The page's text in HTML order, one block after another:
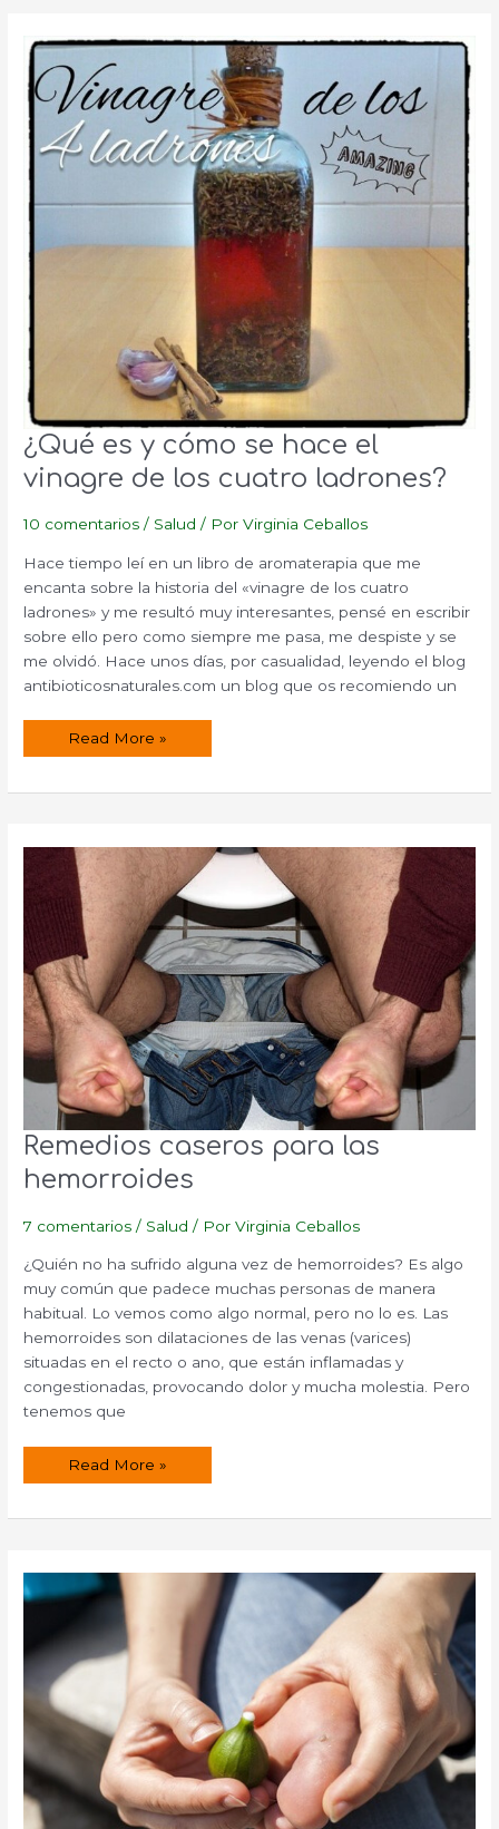
¿Qué es y cómo se hace el
vinagre de los cuatro ladrones?
10 comentarios / Salud / PorVirginia Ceballos
Hace tiempo leí en un libro de aromaterapia que me
encanta sobre la historia del «vinagre de los cuatro
ladrones» y me resultó muy interesantes, pensé en escribir
sobre ello pero como siempre me pasa, me despiste y se
me olvidó. Hace unos días, por casualidad, leyendo el blog
antibioticosnaturales.com un blog que os recomiendo un
¿Qué
se
de
los
cuatro
ladrones?
Read More »
Remedios caseros para las
hemorroides
7 comentarios / Salud / PorVirginia Ceballos
¿Quién no ha sufrido alguna vez de hemorroides? Es algo
muy común que padece muchas personas de manera
habitual. Lo vemos como algo normal, pero no lo es. Las
hemorroides son dilataciones de las venas (varices)
situadas en el recto o ano, que están inflamadas y
congestionadas, provocando dolor y mucha molestia. Pero
tenemos que
Remedios
hemorroides
Read More »